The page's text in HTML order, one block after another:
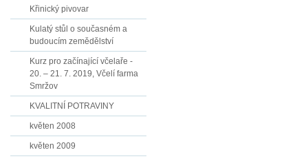
Křinický pivovar
Kulatý stůl o současném a
budoucím zemědělství
Kurz pro začínající včelaře -
20. – 21. 7. 2019, Včelí farma
Smržov
KVALITNÍ POTRAVINY
květen 2008
květen 2009